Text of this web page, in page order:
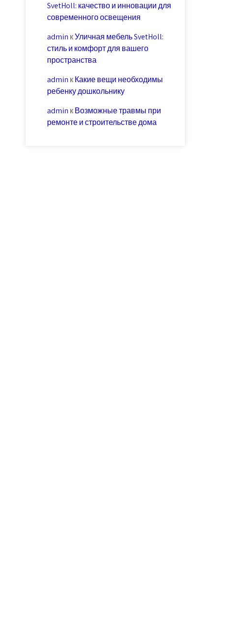
SvetHoll: качество и инновации для
современного освещения
admin кУличная мебель SvetHoll:
стиль и комфорт для вашего
пространства
admin кКакие вещи необходимы
ребенку дошкольнику
admin кВозможные травмы при
ремонте и строительстве дома